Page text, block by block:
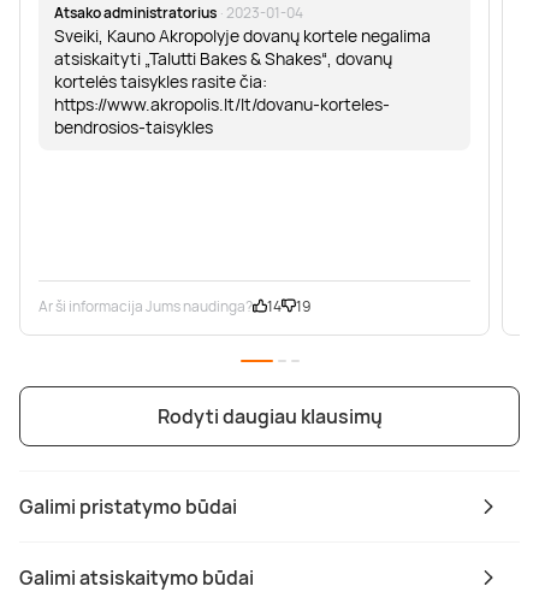
Galimi pristatymo būdai
Galimi atsiskaitymo būdai
Atsako administratorius · 2023-01-04
Sveiki, Kauno Akropolyje dovanų kortele negalima
atsiskaityti „Talutti Bakes & Shakes“, dovanų
kortelės taisykles rasite čia:
https://www.akropolis.lt/lt/dovanu-korteles-
bendrosios-taisykles
Ar ši informacija Jums naudinga? 14 19
Rodyti daugiau klausimų